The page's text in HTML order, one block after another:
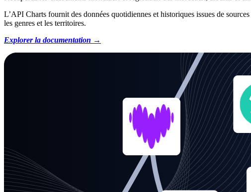
L’API Charts fournit des données quotidiennes et historiques issues de
les genres et les territoires.
Explorer la documentation →